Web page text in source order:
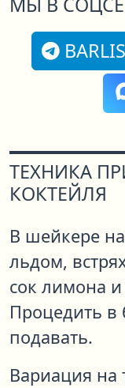
ТЕХНИКА
КОКТЕЙЛЯ
В шейкере
льдом,
сок лимона
Процедить в
подавать.
Вариация на